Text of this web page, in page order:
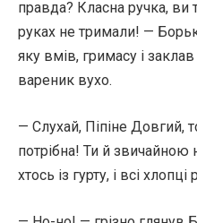
правда? Класна ручка, ви
руках не тримали! —
яку вмів, гримасу і
вареник вухо.
— Слухай, Піпіне Довгий,
потрібна! Ти й
хтось із гурту, і всі